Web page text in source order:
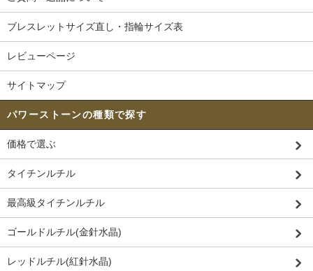
ブレスレットサイズ直し・指輪サイズ表
レビューページ
サイトマップ
パワーストーンの種類で探す
価格で選ぶ
タイチンルチル
最高級タイチンルチル
ゴールドルチル(金針水晶)
レッドルチル(紅針水晶)